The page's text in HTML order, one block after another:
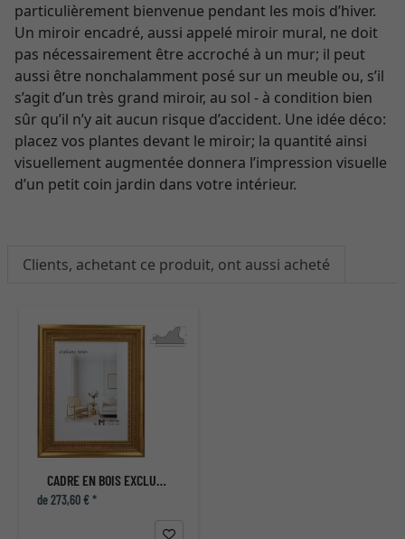
particulièrement bienvenue pendant les mois d’hiver.
Un miroir encadré, aussi appelé miroir mural, ne doit
pas nécessairement être accroché à un mur; il peut
aussi être nonchalamment posé sur un meuble ou, s’il
s’agit d’un très grand miroir, au sol - à condition bien
sûr qu’il n’y ait aucun risque d’accident. Une idée déco:
placez vos plantes devant le miroir; la quantité ainsi
visuellement augmentée donnera l’impression visuelle
d’un petit coin jardin dans votre intérieur.
Clients, achetant ce produit, ont aussi acheté
CADRE EN BOIS EXCLUSIF KALLATTI
de 273,60 € *